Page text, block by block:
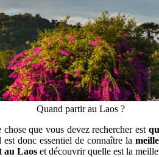
Quand partir au Laos ?
que vous devez rechercher est
donc essentiel de connaître la
au Laos et découvrir quelle est la